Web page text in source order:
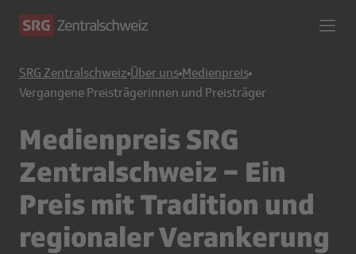
SRG Zentralschweiz Über uns Medienpreis
Vergangene Preisträgerinnen und Preisträger
Medienpreis SRG
Zentralschweiz − Ein
Preis mit Tradition und
regionaler Verankerung